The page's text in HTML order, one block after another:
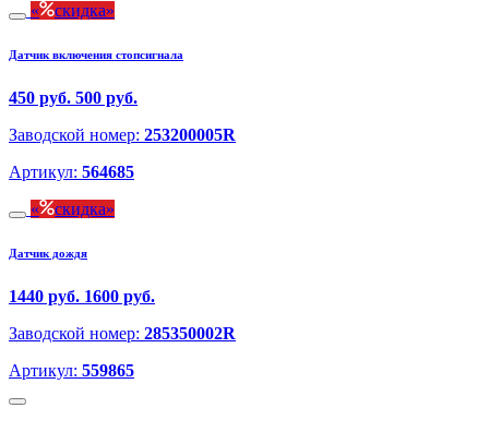
скидка
Датчик включения стопсигнала
450 руб. 500 руб.
Заводской номер: 253200005R
Артикул: 564685
скидка
Датчик дождя
1440 руб. 1600 руб.
Заводской номер: 285350002R
Артикул: 559865